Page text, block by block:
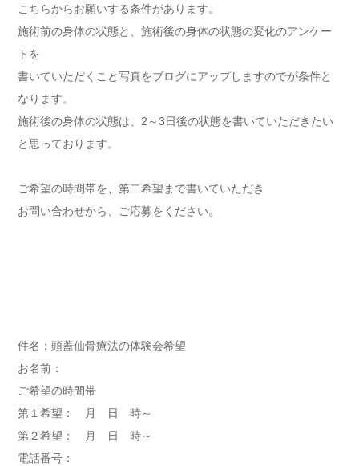
こちらからお願いする条件があります。
施術前の身体の状態と、施術後の身体の状態の変化のアンケー
トを
書いていただくこと写真をブログにアップしますのでが条件と
なります。
施術後の身体の状態は、2～3日後の状態を書いていただきたい
と思っております。
ご希望の時間帯を、第二希望まで書いていただき
お問い合わせから、ご応募をください。
件名：頭蓋仙骨療法の体験会希望
お名前：
ご希望の時間帯
第１希望： 月 日 時～
第２希望： 月 日 時～
電話番号：